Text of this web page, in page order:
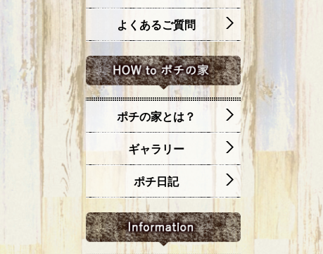
よくあるご質問
ポチの家とは？
ギャラリー
ポチ日記